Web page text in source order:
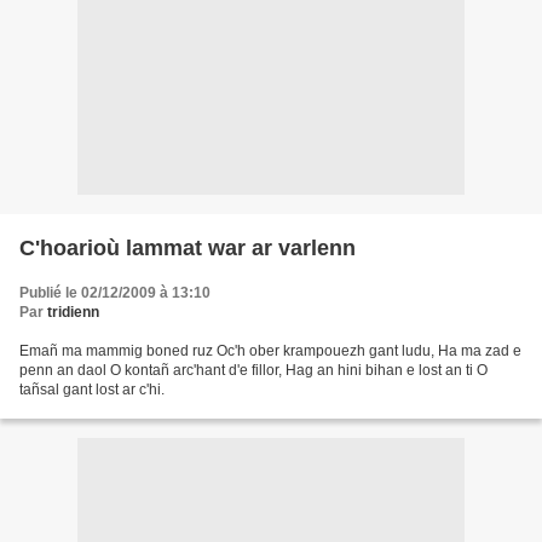
C'hoarioù lammat war ar varlenn
Publié le 02/12/2009 à 13:10
Par tridienn
Emañ ma mammig boned ruz Oc'h ober krampouezh gant ludu, Ha ma zad e
penn an daol O kontañ arc'hant d'e fillor, Hag an hini bihan e lost an ti O
tañsal gant lost ar c'hi.